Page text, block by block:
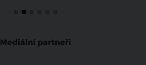
Mediální partneři